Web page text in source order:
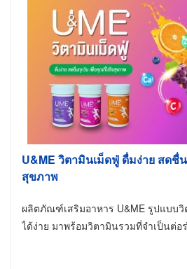
U&ME วิตามินเม็ดฟู่ ดื่มง่าย สด
สุขภาพ
ผลิตภัณฑ์เสริมอาหาร U&ME รูปแบบ
ได้ง่าย มาพร้อมวิตามินรวมที่จำเป็นต่อ